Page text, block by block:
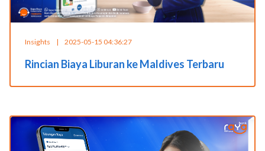
Insights | 2025-05-15 04:36:27
Rincian Biaya Liburan ke Maldives Terbaru